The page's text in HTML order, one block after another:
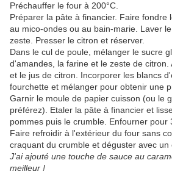
Préchauffer le four à 200°C.
Préparer la pâte à financier. Faire fondre
au mico-ondes ou au bain-marie. Laver
zeste. Presser le citron et réserver.
Dans le cul de poule, mélanger le sucre
d'amandes, la farine et le zeste de citron.
et le jus de citron. Incorporer les blancs
fourchette et mélanger pour obtenir une
Garnir le moule de papier cuisson (ou le
préférez). Etaler la pâte à financier et
pommes puis le crumble. Enfourner pour
Faire refroidir à l'extérieur du four sans
craquant du crumble et déguster avec un
J'ai ajouté une touche de sauce au
meilleur !